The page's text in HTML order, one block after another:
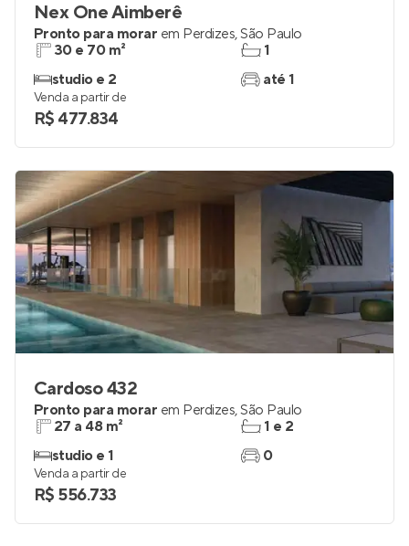
Nex One Aimberê
Pronto para morar em Perdizes,São Paulo
30 e 70 m²
studio e 2
1
até 1
Venda a partir de
R$ 477.834
Cardoso 432
Pronto para morar em Perdizes,São Paulo
27 a 48 m²
studio e 1
1 e 2
0
Venda a partir de
R$ 556.733